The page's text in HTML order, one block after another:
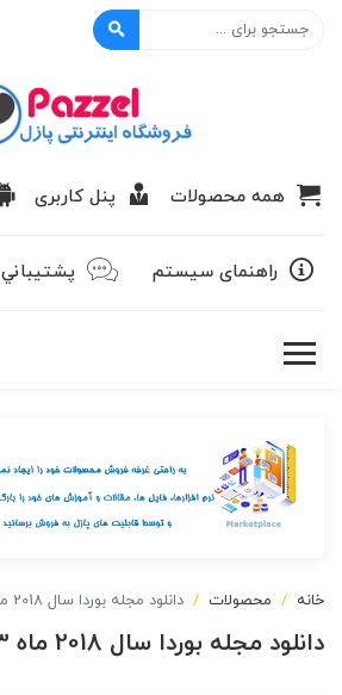
همه محصولات پنل کاربری
راهنمای سیستم پشتيباني
خانه محصولات دانلود مجله بوردا سال 2018 ماه 03
دانلود مجله بوردا سال 2018 ماه 03